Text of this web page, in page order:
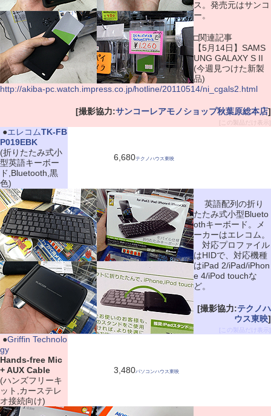
ス。発売元はサンコ
ー。
□関連記事
【5月14日】SAMS
UNG GALAXY S II
(今週見つけた新製
品)
http://akiba-pc.watch.impress.co.jp/hotline/20110514/ni_cgals2.html
[撮影協力:サンコーレアモノショップ秋葉原総本店]
[この製品だけ表示]
●エレコムTK-FB
P019EBK
(折りたたみ式小
型英語キーボー
ド,Bluetooth,黒
色)
6,680テクノハウス東映
英語配列の折り
たたみ式小型Blueto
othキーボード。メ
ーカーはエレコム。
対応プロファイル
はHIDで、対応機種
はiPad 2/iPad/iPhon
e 4/iPod touchな
ど。
[撮影協力:テクノハ
ウス東映]
[この製品だけ表示]
●Griffin Technolo
gy
Hands-free Mic
+ AUX Cable
(ハンズフリーキ
ット,カーステレ
オ接続向け)
3,480パソコンハウス東映